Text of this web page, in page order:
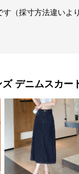
（採寸方法違いよ
ズ デニムスカー